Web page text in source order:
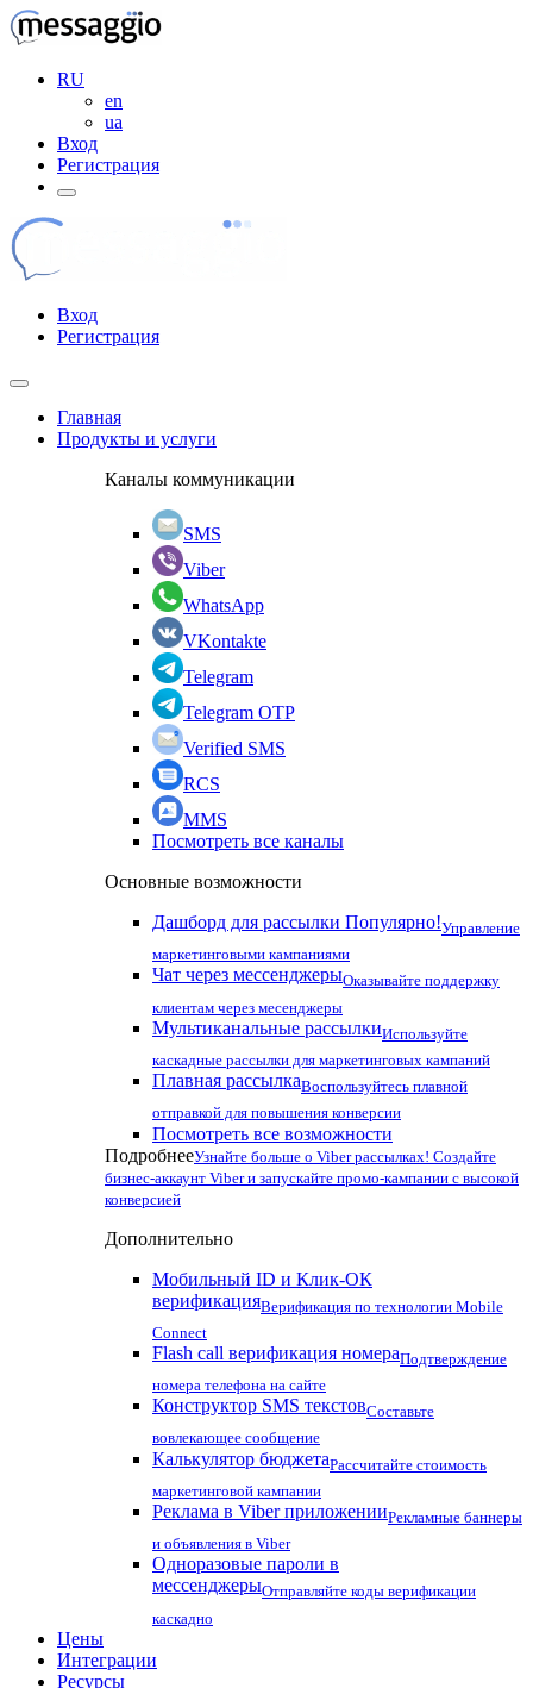
RU
en
ua
Вход
Регистрация
Вход
Регистрация
Главная
Продукты и услуги
Каналы коммуникации
SMS
Viber
WhatsApp
VKontakte
Telegram
Telegram OTP
Verified SMS
RCS
MMS
Посмотреть все каналы
Основные возможности
Дашборд для рассылки Популярно!Управление
маркетинговыми кампаниями
Чат через мессенджерыОказывайте поддержку
клиентам через месенджеры
Мультиканальные рассылкиИспользуйте
каскадные рассылки для маркетинговых кампаний
Плавная рассылкаВоспользуйтесь плавной
отправкой для повышения конверсии
Посмотреть все возможности
ПодробнееУзнайте больше о Viber рассылках! Создайте
бизнес-аккаунт Viber и запускайте промо-кампании с высокой
конверсией
Дополнительно
Мобильный ID и Клик-ОК
верификацияВерификация по технологии Mobile
Connect
Flash call верификация номераПодтверждение
номера телефона на сайте
Конструктор SMS текстовСоставьте
вовлекающее сообщение
Калькулятор бюджетаРассчитайте стоимость
маркетинговой кампании
Реклама в Viber приложенииРекламные баннеры
и объявления в Viber
Одноразовые пароли в
мессенджерыОтправляйте коды верификации
каскадно
Цены
Интеграции
Ресурсы